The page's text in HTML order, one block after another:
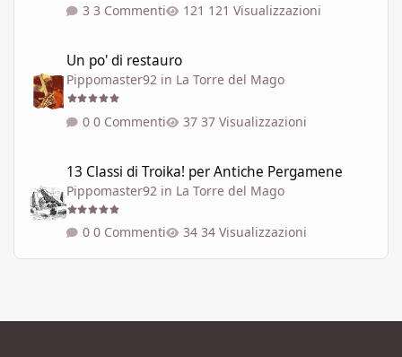
3 Commenti 121 Visualizzazioni
Un po' di restauro
Pippomaster92 in La Torre del Mago
0 Commenti 37 Visualizzazioni
13 Classi di Troika! per Antiche Pergamene
Pippomaster92 in La Torre del Mago
0 Commenti 34 Visualizzazioni